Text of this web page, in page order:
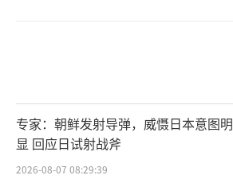
专家：朝鲜发射导弹，威慑日本意图明
显 回应日试射战斧
2026-08-07 08:29:39